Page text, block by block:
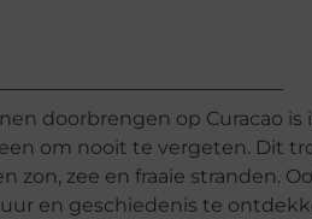
doorbrengen op Curacao
om nooit te vergeten. Dit
zon, zee en fraaie stranden.
en geschiedenis te